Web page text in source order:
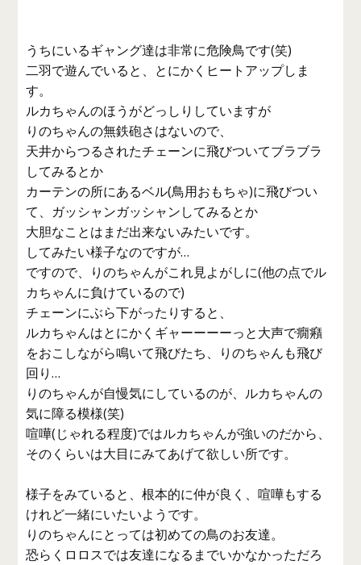
うちにいるギャング達は非常に危険鳥です(笑)
二羽で遊んでいると、とにかくヒートアップしま
す。
ルカちゃんのほうがどっしりしていますが
りのちゃんの無鉄砲さはないので、
天井からつるされたチェーンに飛びついてブラブラ
してみるとか
カーテンの所にあるベル(鳥用おもちゃ)に飛びつい
て、ガッシャンガッシャンしてみるとか
大胆なことはまだ出来ないみたいです。
してみたい様子なのですが…
ですので、りのちゃんがこれ見よがしに(他の点でル
カちゃんに負けているので)
チェーンにぶら下がったりすると、
ルカちゃんはとにかくギャーーーーっと大声で癇癪
をおこしながら鳴いて飛びたち、りのちゃんも飛び
回り…
りのちゃんが自慢気にしているのが、ルカちゃんの
気に障る模様(笑)
喧嘩(じゃれる程度)ではルカちゃんが強いのだから、
そのくらいは大目にみてあげて欲しい所です。
様子をみていると、根本的に仲が良く、喧嘩もする
けれど一緒にいたいようです。
りのちゃんにとっては初めての鳥のお友達。
恐らくロロスでは友達になるまでいかなかっただろ